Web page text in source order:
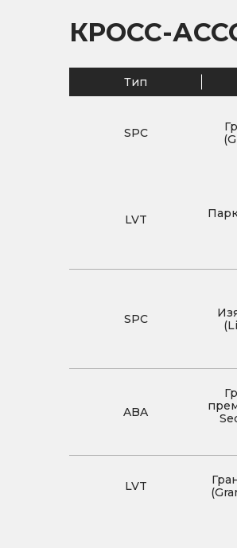
КРОСС-
Тип
SPC
LVT
SPC
ABA
LVT